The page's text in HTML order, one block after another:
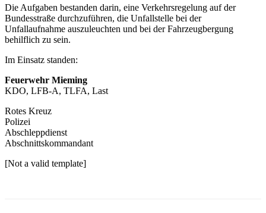
Die Aufgaben bestanden darin, eine Verkehrsregelung auf der
Bundesstraße durchzuführen, die Unfallstelle bei der
Unfallaufnahme auszuleuchten und bei der Fahrzeugbergung
behilflich zu sein.
Im Einsatz standen:
Feuerwehr Mieming
KDO, LFB-A, TLFA, Last
Rotes Kreuz
Polizei
Abschleppdienst
Abschnittskommandant
[Not a valid template]